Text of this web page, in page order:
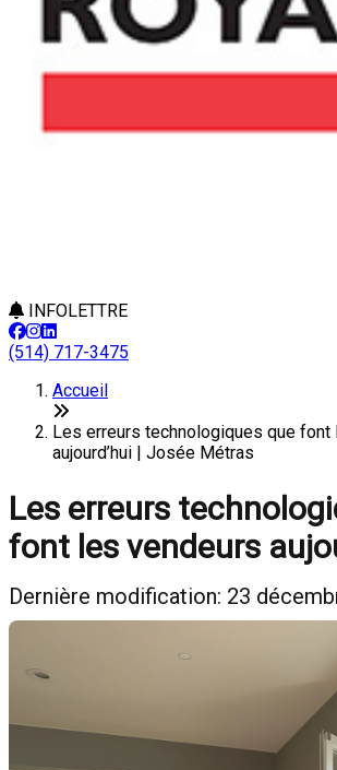
INFOLETTRE
(514) 717-3475
Accueil
Les erreurs technologiques que font
aujourd’hui | Josée Métras
Les erreurs
font les vendeurs
Dernière modification: 23